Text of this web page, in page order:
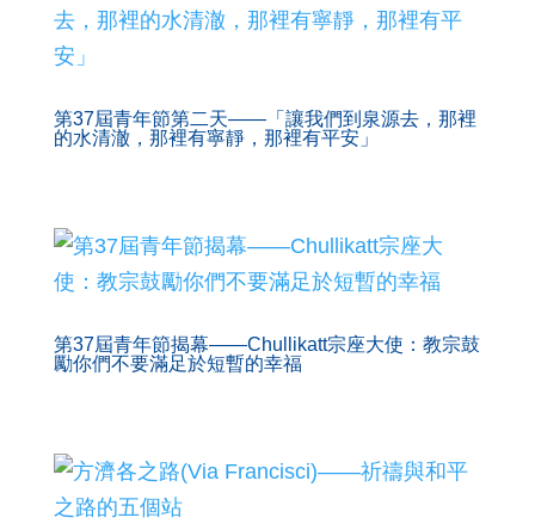
第37屆青年節第二天——「讓我們到泉源去，那裡
的水清澈，那裡有寧靜，那裡有平安」
第37屆青年節揭幕——Chullikatt宗座大使：教宗鼓
勵你們不要滿足於短暫的幸福